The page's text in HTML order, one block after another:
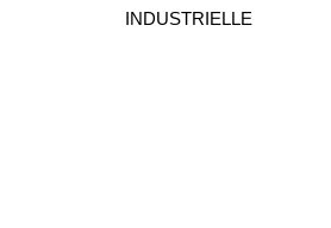
INDUSTRIELLE